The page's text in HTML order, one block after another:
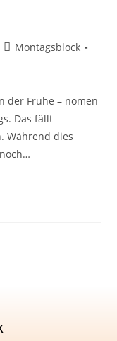
Montagsblock
der Frühe – nomen
Das fällt
Während dies